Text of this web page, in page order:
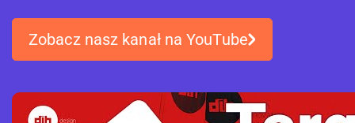
Zobacz nasz kanał na YouTube